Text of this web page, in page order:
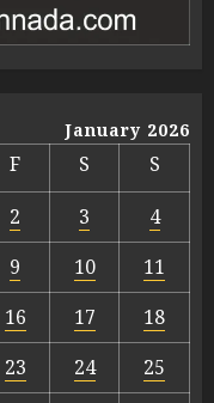
January 2026
F S
S
2 3
4
9 10
11
16 17
18
23 24
25